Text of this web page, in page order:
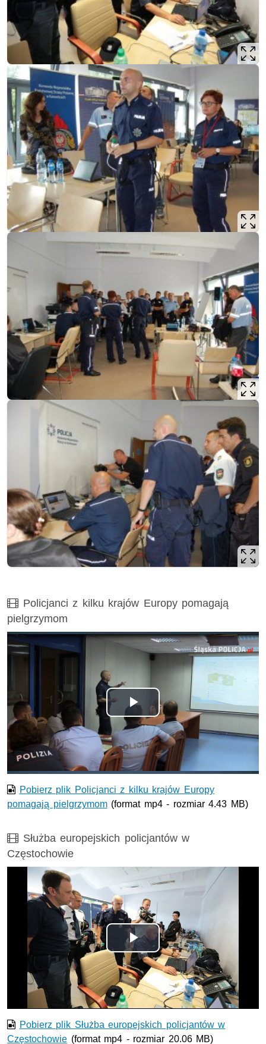
Film
Policjanci z kilku krajów Europy pomagają
pielgrzymom
Odtwórz
wideo
Pobierz plik Policjanci z kilku krajów Europy
pomagają pielgrzymom(format mp4 - rozmiar 4.43 MB)
Film
Służba europejskich policjantów w
Częstochowie
Opis filmu: Służba europejskich policjantów w
Odtwórz
wideo
Pobierz plik Służba europejskich policjantów w
Częstochowie (format mp4 - rozmiar 20.06 MB)